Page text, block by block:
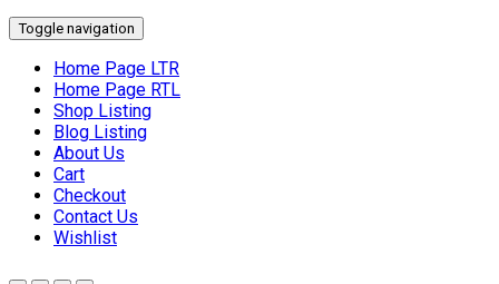
Toggle navigation
Home Page LTR
Home Page RTL
Shop Listing
Blog Listing
About Us
Cart
Checkout
Contact Us
Wishlist